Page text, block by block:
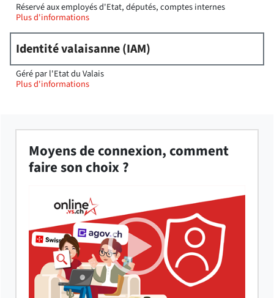
Réservé aux employés d'Etat, députés, comptes internes
Plus d'informations
Identité valaisanne (IAM)
Géré par l'Etat du Valais
Plus d'informations
Moyens de connexion, comment
faire son choix ?